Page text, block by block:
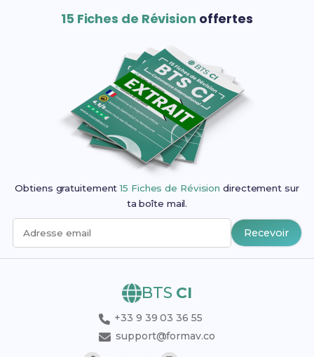
15 Fiches de Révision offertes
Obtiens gratuitement15 Fiches de Révision directement sur
ta boîte mail.
Adresse email Recevoir
BTS CI
+33 9 39 03 36 55
support@formav.co